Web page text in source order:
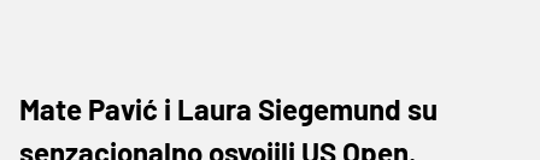
Mate Pavić i Laura Siegemund su
senzacionalno osvojili US Open.